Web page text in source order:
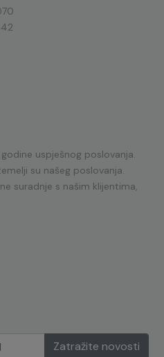
uspješnog poslovanja.
su našeg poslovanja.
suradnje s našim klijentima,
Zatražite novosti